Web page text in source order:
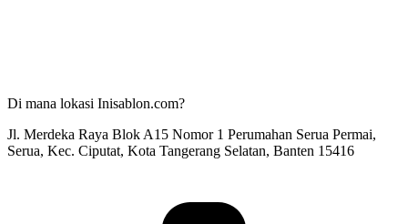
Di mana lokasi Inisablon.com?
Jl. Merdeka Raya Blok A15 Nomor 1 Perumahan Serua Permai,
Serua, Kec. Ciputat, Kota Tangerang Selatan, Banten 15416